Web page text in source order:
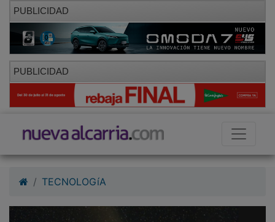
PUBLICIDAD
PUBLICIDAD